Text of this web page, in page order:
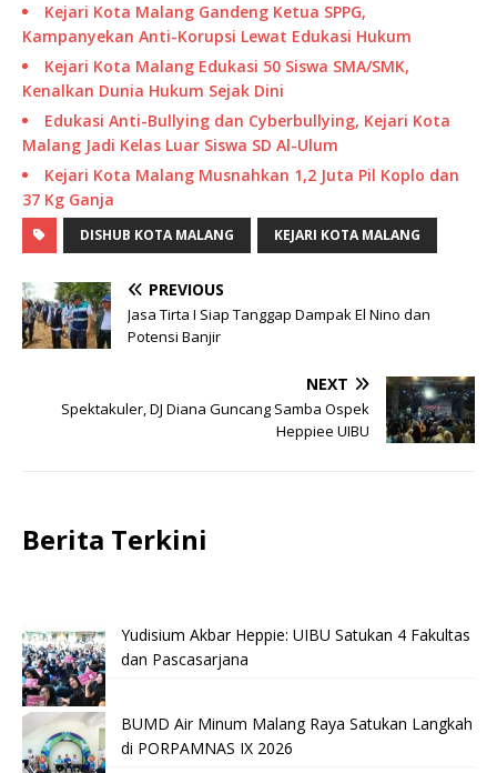
Kejari Kota Malang Gandeng Ketua SPPG,
Kampanyekan Anti-Korupsi Lewat Edukasi Hukum
Kejari Kota Malang Edukasi 50 Siswa SMA/SMK,
Kenalkan Dunia Hukum Sejak Dini
Edukasi Anti-Bullying dan Cyberbullying, Kejari Kota
Malang Jadi Kelas Luar Siswa SD Al-Ulum
Kejari Kota Malang Musnahkan 1,2 Juta Pil Koplo dan
37 Kg Ganja
DISHUB KOTA MALANG KEJARI KOTA MALANG
PREVIOUS
Jasa Tirta I Siap Tanggap Dampak El Nino dan
Potensi Banjir
NEXT
Spektakuler, DJ Diana Guncang Samba Ospek
Heppiee UIBU
Berita Terkini
Yudisium Akbar Heppie: UIBU Satukan 4 Fakultas
dan Pascasarjana
BUMD Air Minum Malang Raya Satukan Langkah
di PORPAMNAS IX 2026